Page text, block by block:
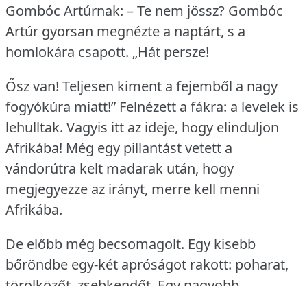
Gombóc Artúrnak: – Te nem jössz? Gombóc
Artúr gyorsan megnézte a naptárt, s a
homlokára csapott. „Hát persze!
Ősz van! Teljesen kiment a fejemből a nagy
fogyókúra miatt!” Felnézett a fákra: a levelek is
lehulltak. Vagyis itt az ideje, hogy elinduljon
Afrikába! Még egy pillantást vetett a
vándorútra kelt madarak után, hogy
megjegyezze az irányt, merre kell menni
Afrikába.
De előbb még becsomagolt. Egy kisebb
bőröndbe egy-két apróságot rakott: poharat,